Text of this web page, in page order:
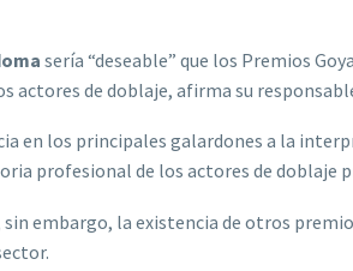
sería “deseable” que los Premios
actores de doblaje, afirma su
en los principales galardones a la
profesional de los actores de doblaje
embargo, la existencia de otros